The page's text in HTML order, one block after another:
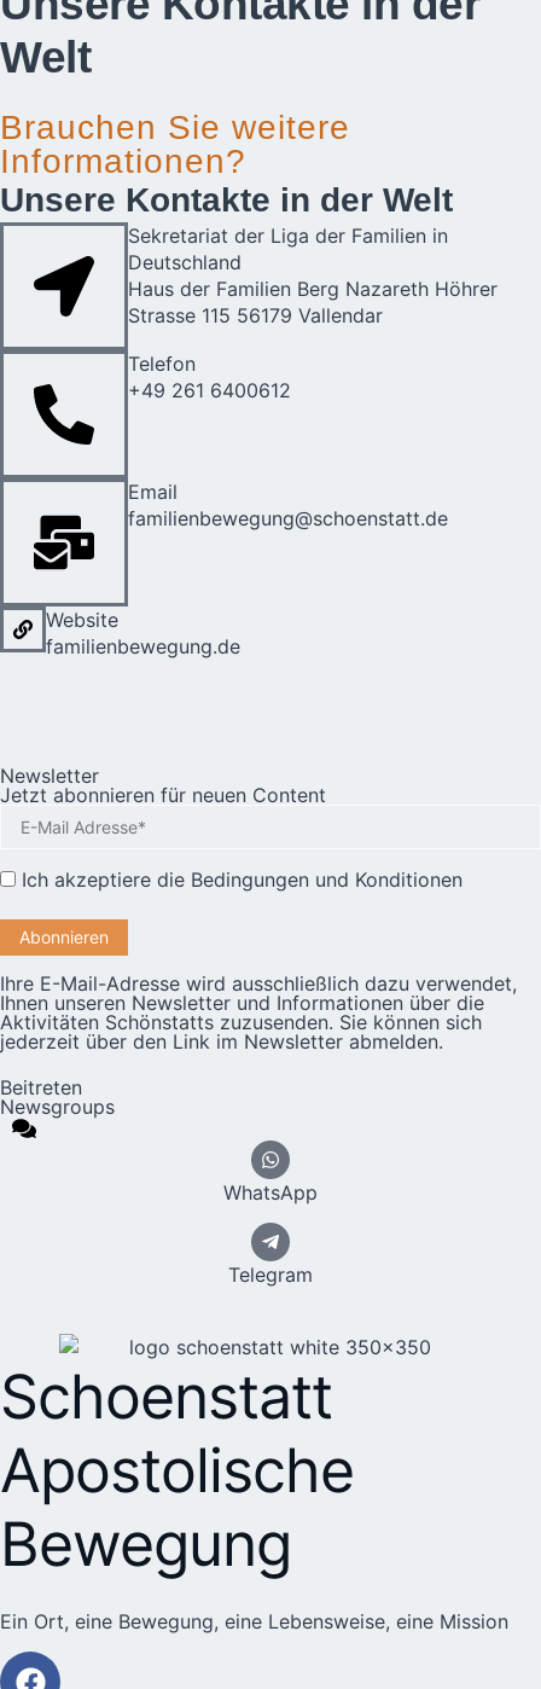
Welt
Brauchen Sie weitere
Informationen?
Unsere Kontakte in der Welt
Sekretariat der Liga der Familien in
Deutschland
Haus der Familien Berg Nazareth Höhrer
Strasse 115 56179 Vallendar
Telefon
+49 261 6400612
Email
familienbewegung@schoenstatt.de
Website
familienbewegung.de
Newsletter
Jetzt abonnieren für neuen Content
Ich akzeptiere die Bedingungen und Konditionen
Ihre E-Mail-Adresse wird ausschließlich dazu verwendet,
Ihnen unseren Newsletter und Informationen über die
Aktivitäten Schönstatts zuzusenden. Sie können sich
jederzeit über den Link im Newsletter abmelden.
Beitreten
Newsgroups
WhatsApp
Telegram
Schoenstatt
Apostolische
Bewegung
Ein Ort, eine Bewegung, eine Lebensweise, eine Mission